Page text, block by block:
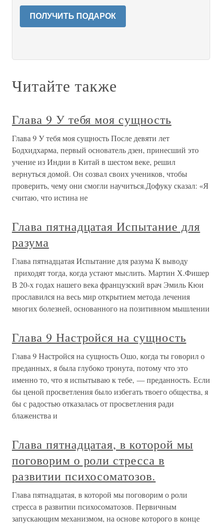
ПОЛУЧИТЬ ПОДАРОК
Читайте также
Глава 9 У тебя моя сущность
Глава 9 У тебя моя сущность После девяти лет
Бодхидхарма, первый основатель дзен, принесший это
учение из Индии в Китай в шестом веке, решил
вернуться домой. Он созвал своих учеников, чтобы
проверить, чему они смогли научиться.Дофуку сказал: «Я
считаю, что истина не
Глава пятнадцатая Испытание для
разума
Глава пятнадцатая Испытание для разума К выводу
приходят тогда, когда устают мыслить. Мартин Х.Фишер
В 20-х годах нашего века французский врач Эмиль Кюи
прославился на весь мир открытием метода лечения
многих болезней, основанного на позитивном мышлении
Глава 9 Настройся на сущность
Глава 9 Настройся на сущность Ошо, когда ты говорил о
преданных, я была глубоко тронута, потому что это
именно то, что я испытываю к тебе, — преданность. Если
бы ценой просветления было избегать твоего общества, я
бы с радостью отказалась от просветления ради
блаженства и
Глава пятнадцатая, в которой мы
поговорим о роли стресса в
развитии психосоматозов.
Глава пятнадцатая, в которой мы поговорим о роли
стресса в развитии психосоматозов. Первичным
запускающим механизмом, на основе которого в конце